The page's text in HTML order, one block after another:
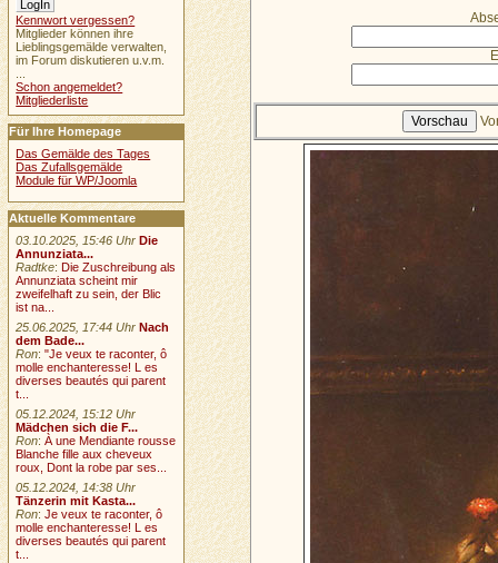
Kennwort vergessen?
Mitglieder können ihre
Lieblingsgemälde verwalten,
im Forum diskutieren u.v.m.
Schon angemeldet?
Mitgliederliste
Für Ihre Homepage
Das Gemälde des Tages
Das Zufallsgemälde
Module für WP/Joomla
Aktuelle Kommentare
03.10.2025, 15:46 Uhr Die
Annunziata...
Radtke: Die Zuschreibung als
Annunziata scheint mir
zweifelhaft zu sein, der Blic
ist na...
25.06.2025, 17:44 Uhr Nach
dem Bade...
Ron:"Je veux te raconter, ô
molle enchanteresse! L es
diverses beautés qui parent
t...
05.12.2024, 15:12 Uhr
Mädchen sich die F...
Ron:À une Mendiante rousse
Blanche fille aux cheveux
roux, Dont la robe par ses...
05.12.2024, 14:38 Uhr
Tänzerin mit Kasta...
Ron:Je veux te raconter, ô
molle enchanteresse! L es
diverses beautés qui parent
t...